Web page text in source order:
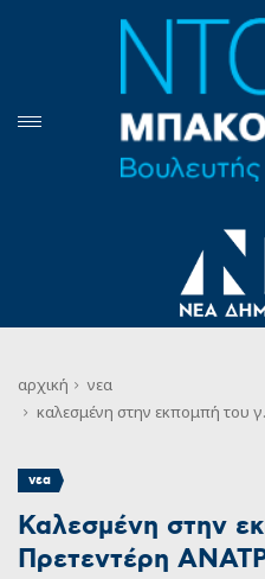
αρχική
νεα
καλεσμένη στην εκπομπή του
νεα
Καλεσμένη στην
Πρετεντέρη